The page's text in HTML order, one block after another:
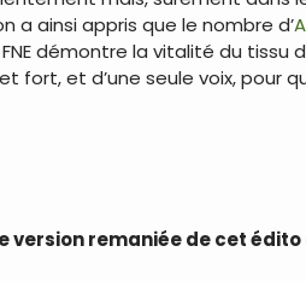
a ainsi appris que le nombre d’
démontre la vitalité du tissu
fort, et d’une seule voix, pour
version remaniée de cet